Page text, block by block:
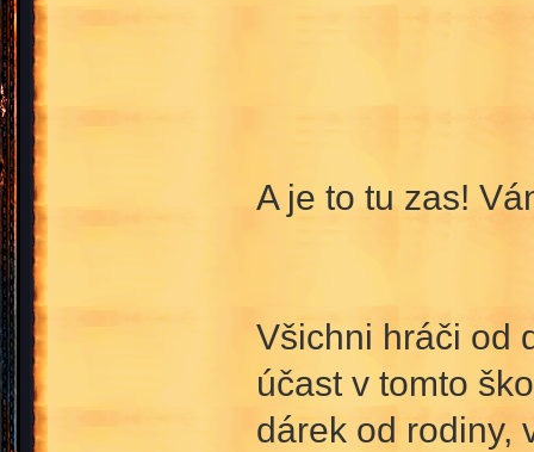
A je to tu zas!
Všichni hráči od
účast v tomto
dárek od rodiny,